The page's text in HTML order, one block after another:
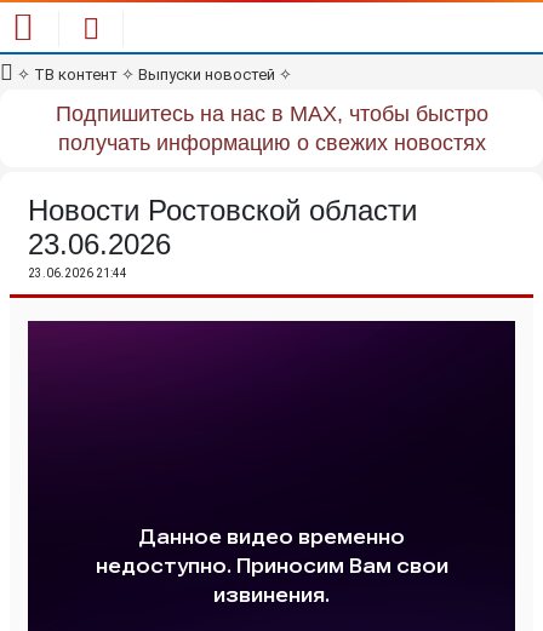
✧ ТВ контент ✧ Выпуски новостей ✧
Подпишитесь на нас в MAX, чтобы быстро
получать информацию о свежих новостях
Новости Ростовской области
23.06.2026
23.06.2026 21:44